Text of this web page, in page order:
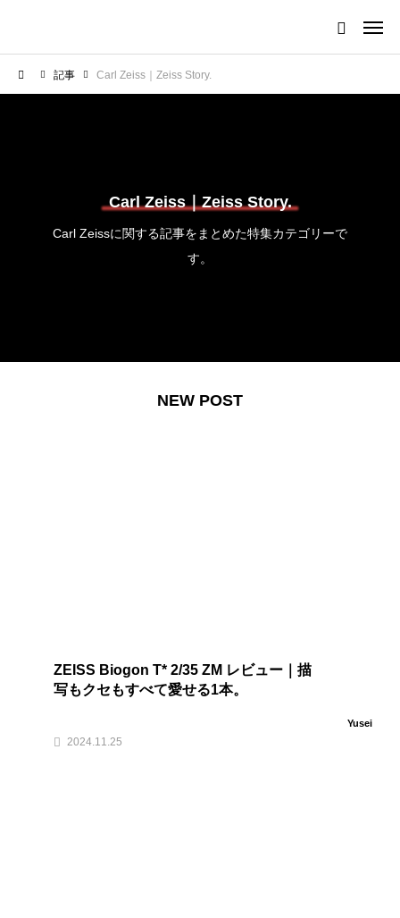
記事 Carl Zeiss｜Zeiss Story.
Carl Zeiss｜Zeiss Story.
Carl Zeissに関する記事をまとめた特集カテゴリーで
す。
NEW POST
ZEISS Biogon T* 2/35 ZM レビュー｜描
写もクセもすべて愛せる1本。
Yusei
2024.11.25